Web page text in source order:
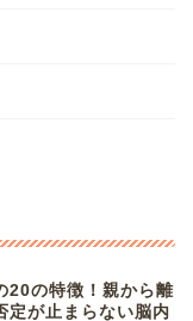
20の特徴！親から離
定が止まらない脳内